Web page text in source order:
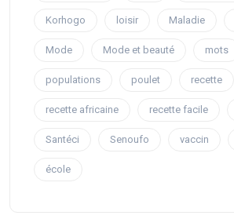
Korhogo loisir Maladie
Mode Mode et beauté mots
populations poulet recette
recette africaine recette facile
Santéci Senoufo vaccin
école